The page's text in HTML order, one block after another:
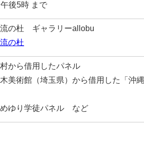
後5時 まで
の杜 ギャラリーallobu
の杜
から借用したパネル
木美術館（埼玉県）から借用した「沖
めゆり学徒パネル など